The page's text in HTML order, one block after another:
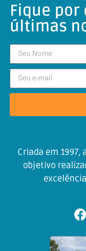
Fique por
últimas
Criada em
objetivo